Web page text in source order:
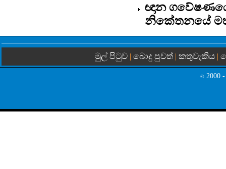
ඥාන
නිකේතනයේ
මුල් පිටුව | බොදු පුවත්| කතුවැකිය|
© 2000